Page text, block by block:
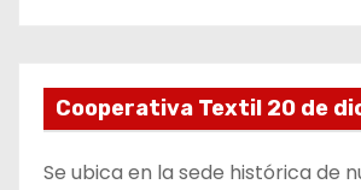
Cooperativa Textil 20 de
Se ubica en la sede histórica de